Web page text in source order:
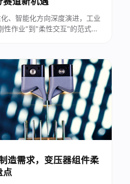
、智能化方向深度演进，工业
性作业"到"柔性交互"的范式转
多品种、小批量的柔性生产模
细分赛道迎来......
造需求，变压器组件柔
点